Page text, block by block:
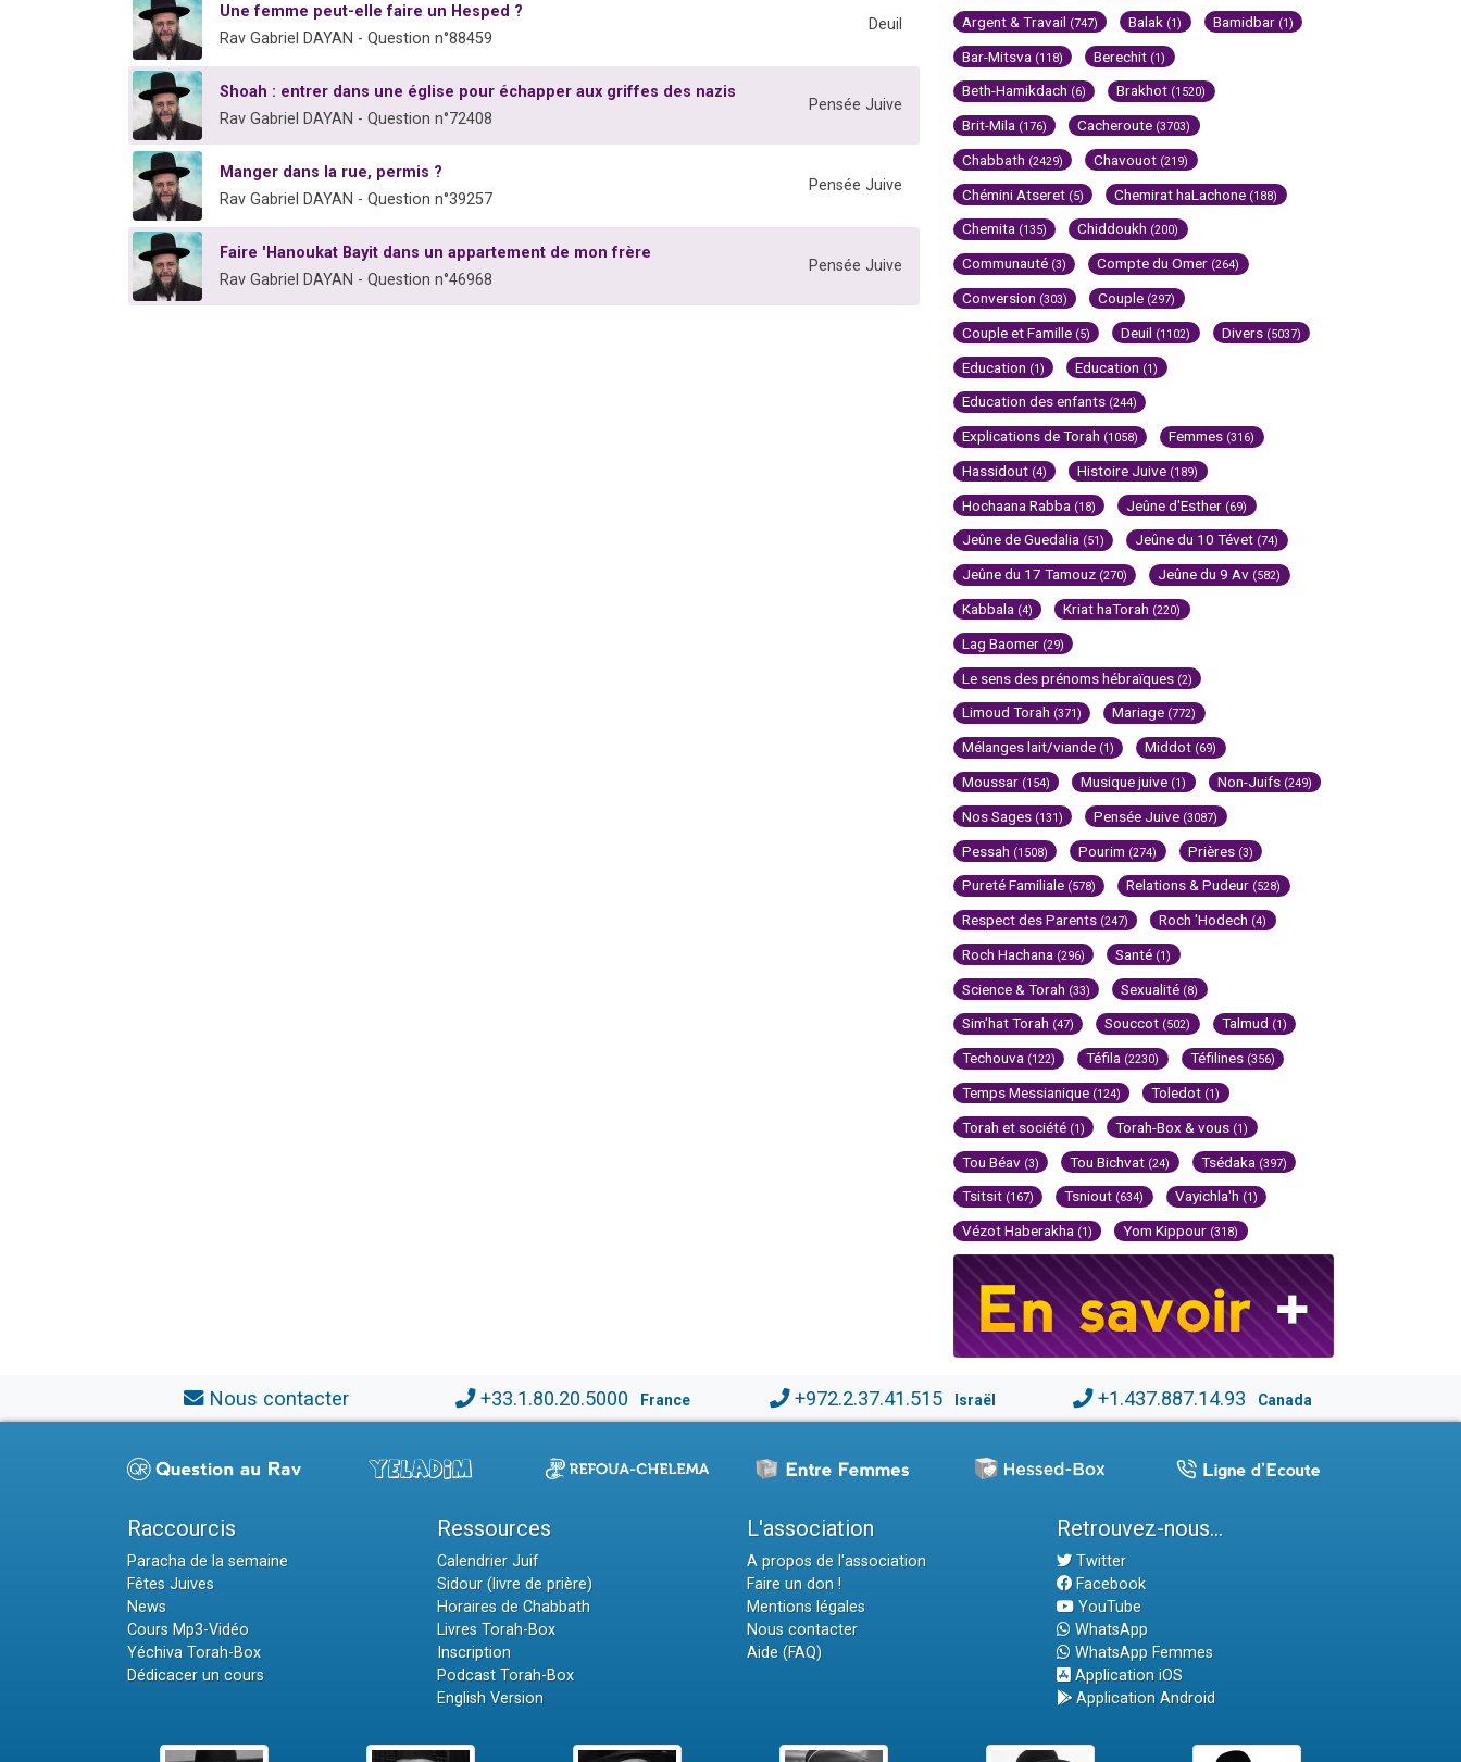
Une femme peut-elle faire un Hesped ?
Rav Gabriel DAYAN - Question n°88459
Deuil
Shoah : entrer dans une église pour échapper aux griffes des nazis
Rav Gabriel DAYAN - Question n°72408
Pensée Juive
Manger dans la rue, permis ?
Rav Gabriel DAYAN - Question n°39257
Pensée Juive
Faire 'Hanoukat Bayit dans un appartement de mon frère
Rav Gabriel DAYAN - Question n°46968
Pensée Juive
Argent & Travail (747) Balak (1) Bamidbar (1)
Bar-Mitsva (118) Berechit (1)
Beth-Hamikdach (6) Brakhot (1520)
Brit-Mila (176) Cacheroute (3703)
Chabbath (2429) Chavouot (219)
Chémini Atseret (5) Chemirat haLachone (188)
Chemita (135) Chiddoukh (200)
Communauté (3) Compte du Omer (264)
Conversion (303) Couple (297)
Couple et Famille (5) Deuil (1102) Divers (5037)
Education (1) Education (1)
Education des enfants (244)
Explications de Torah (1058) Femmes (316)
Hassidout (4) Histoire Juive (189)
Hochaana Rabba (18) Jeûne d'Esther (69)
Jeûne de Guedalia (51) Jeûne du 10 Tévet (74)
Jeûne du 17 Tamouz (270) Jeûne du 9 Av (582)
Kabbala (4) Kriat haTorah (220)
Lag Baomer (29)
Le sens des prénoms hébraïques (2)
Limoud Torah (371) Mariage (772)
Mélanges lait/viande (1) Middot (69)
Moussar (154) Musique juive (1) Non-Juifs (249)
Nos Sages (131) Pensée Juive (3087)
Pessah (1508) Pourim (274) Prières (3)
Pureté Familiale (578) Relations & Pudeur (528)
Respect des Parents (247) Roch 'Hodech (4)
Roch Hachana (296) Santé (1)
Science & Torah (33) Sexualité (8)
Sim'hat Torah (47) Souccot (502) Talmud (1)
Techouva (122) Téfila (2230) Téfilines (356)
Temps Messianique (124) Toledot (1)
Torah et société (1) Torah-Box & vous (1)
Tou Béav (3) Tou Bichvat (24) Tsédaka (397)
Tsitsit (167) Tsniout (634) Vayichla'h (1)
Vézot Haberakha (1) Yom Kippour (318)
Nous contacter +33.1.80.20.5000 France +972.2.37.41.515 Israël +1.437.887.14.93 Canada
Raccourcis
Paracha de la semaine
Fêtes Juives
News
Cours Mp3-Vidéo
Yéchiva Torah-Box
Dédicacer un cours
Ressources
Calendrier Juif
Sidour (livre de prière)
Horaires de Chabbath
Livres Torah-Box
Inscription
Podcast Torah-Box
English Version
L'association
A propos de l'association
Faire un don !
Mentions légales
Nous contacter
Aide (FAQ)
Retrouvez-nous...
Twitter
Facebook
YouTube
WhatsApp
WhatsApp Femmes
Application iOS
Application Android